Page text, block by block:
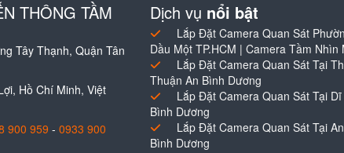
THÔNG TẦM
Tây Thạnh, Quận Tân
Hồ Chí Minh, Việt
900 959 - 0933 900
Dịch vụ nổi bật
Lắp Đặt Camera Quan Sát
Dầu Một TP.HCM | Camera Tầm Nhìn
Lắp Đặt Camera Quan Sát Tại
Thuận An Bình Dương
Lắp Đặt Camera Quan Sát Tại Dĩ
Bình Dương
Lắp Đặt Camera Quan Sát Tại
Bình Dương